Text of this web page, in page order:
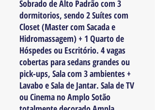
Sobrado de Alto Padrão com 3
dormitorios, sendo 2 Suítes com
Closet (Master com Sacada e
Hidromassagem) + 1 Quarto de
Hóspedes ou Escritório. 4 vagas
cobertas para sedans grandes ou
pick-ups, Sala com 3 ambientes +
Lavabo e Sala de Jantar. Sala de TV
ou Cinema no Amplo Sotão